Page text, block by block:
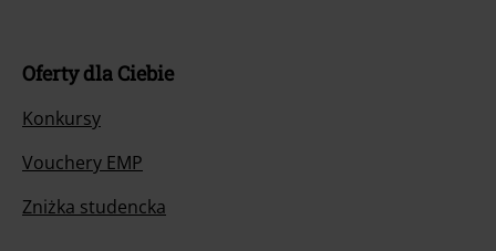
Oferty dla Ciebie
Konkursy
Vouchery EMP
Zniżka studencka